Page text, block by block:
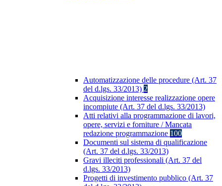
Automatizzazione delle procedure (Art. 37
del d.lgs. 33/2013) 2
Acquisizione interesse realizzazione opere
incompiute (Art. 37 del d.lgs. 33/2013)
Atti relativi alla programmazione di lavori,
opere, servizi e forniture / Mancata
redazione programmazione 100
Documenti sul sistema di qualificazione
(Art. 37 del d.lgs. 33/2013)
Gravi illeciti professionali (Art. 37 del
d.lgs. 33/2013)
Progetti di investimento pubblico (Art. 37